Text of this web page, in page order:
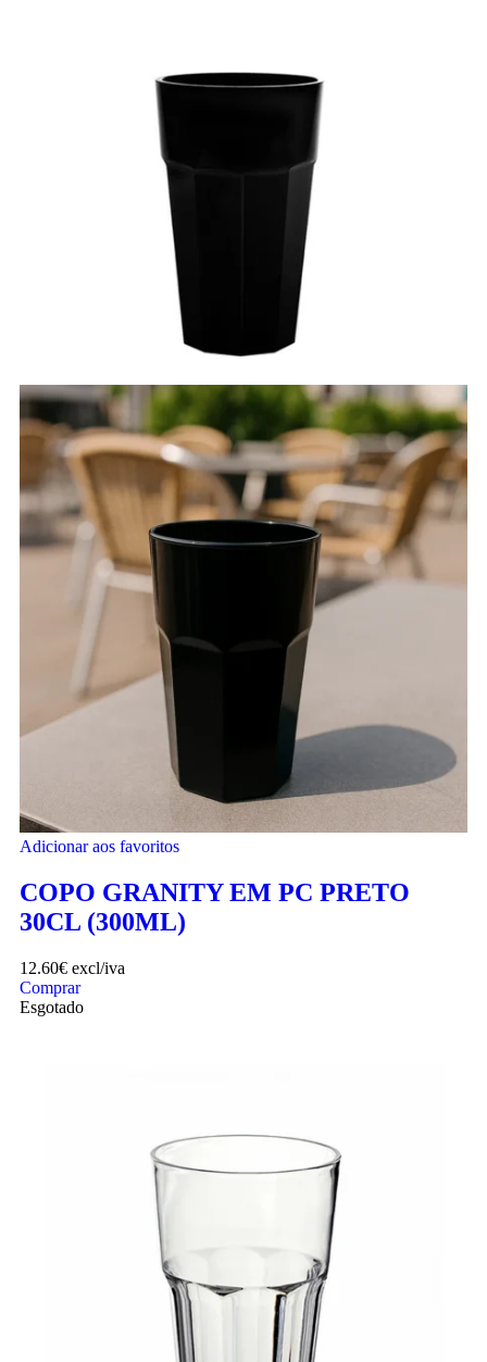
Adicionar aos favoritos
COPO GRANITY EM PC PRETO
30CL (300ML)
12.60€ excl/iva
Comprar
Esgotado